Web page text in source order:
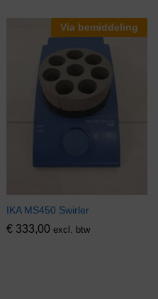
Via bemiddeling
IKA MS450 Swirler
€ 333,00 excl. btw